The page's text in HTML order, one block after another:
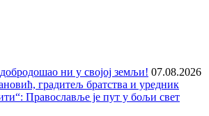
ни у својој земљи! 07.08.2026
градитељ братства и уредник
Православље је пут у бољи свет